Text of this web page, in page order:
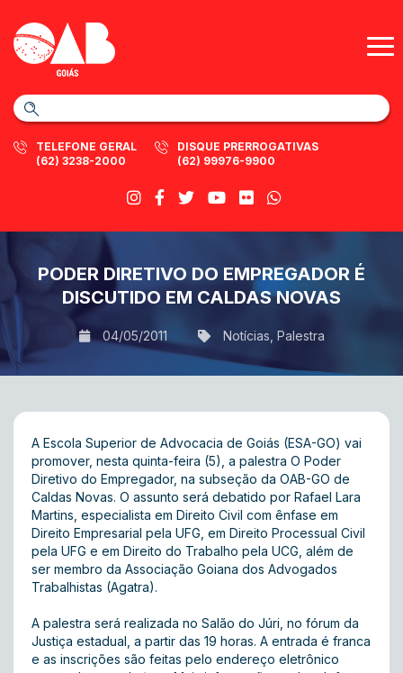
TELEFONE GERAL
(62) 3238-2000
DISQUE PRERROGATIVAS
(62) 99976-9900
PODER DIRETIVO DO EMPREGADOR É
DISCUTIDO EM CALDAS NOVAS
04/05/2011 Notícias Palestra
A Escola Superior de Advocacia de Goiás (ESA-GO) vai
promover, nesta quinta-feira (5), a palestra O Poder
Diretivo do Empregador, na subseção da OAB-GO de
Caldas Novas. O assunto será debatido por Rafael Lara
Martins, especialista em Direito Civil com ênfase em
Direito Empresarial pela UFG, em Direito Processual Civil
pela UFG e em Direito do Trabalho pela UCG, além de
ser membro da Associação Goiana dos Advogados
Trabalhistas (Agatra).
A palestra será realizada no Salão do Júri, no fórum da
Justiça estadual, a partir das 19 horas. A entrada é franca
e as inscrições são feitas pelo endereço eletrônico